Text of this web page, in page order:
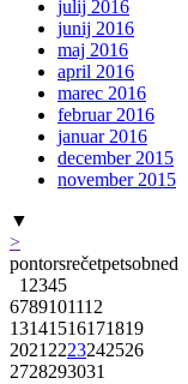
julij 2016
junij 2016
maj 2016
april 2016
marec 2016
februar 2016
januar 2016
december 2015
november 2015
▼
>
pontorsrečetpetsobned
1 2345
6789101112
13141516171819
2021 2223242526
2728293031